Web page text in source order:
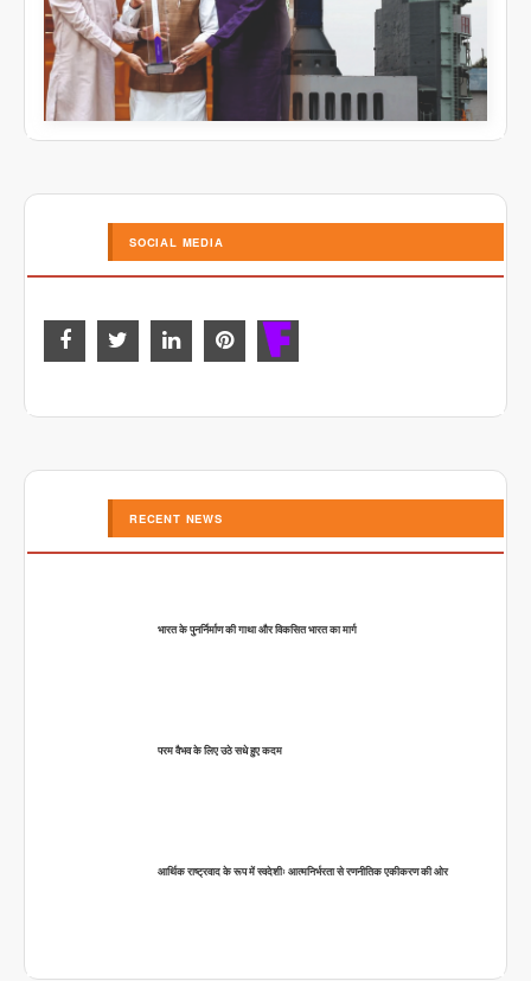
SOCIAL MEDIA
RECENT NEWS
भारत के पुनर्निर्माण की गाथा और विकसित भारत का मार्ग
परम वैभव के लिए उठे सधे हुए कदम
आर्थिक राष्ट्रवाद के रूप में स्वदेशीः आत्मनिर्भरता से रणनीतिक एकीकरण की ओर